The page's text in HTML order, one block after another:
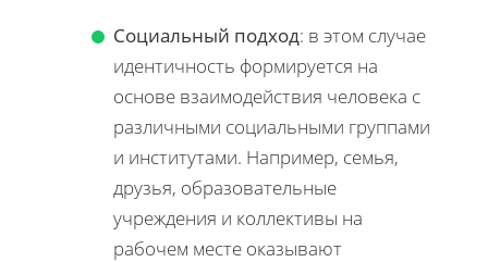
Социальный подход: в этом случае
идентичность формируется на
основе взаимодействия человека с
различными социальными группами
и институтами. Например, семья,
друзья, образовательные
учреждения и коллективы на
рабочем месте оказывают